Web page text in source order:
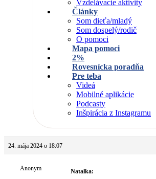
Vzdelávacie aktivity
Články
Som dieťa/mladý
Som dospelý/rodič
O pomoci
Mapa pomoci
2%
Rovesnícka poradňa
Pre teba
Videá
Mobilné aplikácie
Podcasty
Inšpirácia z Instagramu
24. mája 2024 o 18:07
Anonym Natalka: